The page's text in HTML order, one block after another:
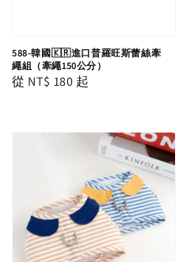
588-韓國🇰🇷進口普羅旺斯蕾絲牽
繩組（牽繩150公分）
Regular
從 NT$ 180 起